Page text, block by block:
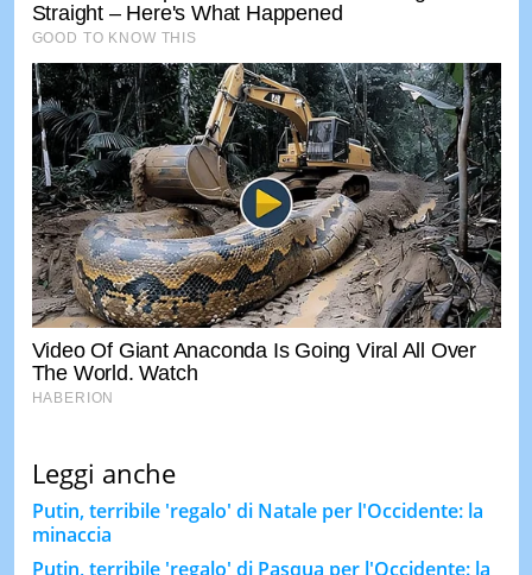
Leggi anche
Putin, terribile 'regalo' di Natale per l'Occidente: la
minaccia
Putin, terribile 'regalo' di Pasqua per l'Occidente: la